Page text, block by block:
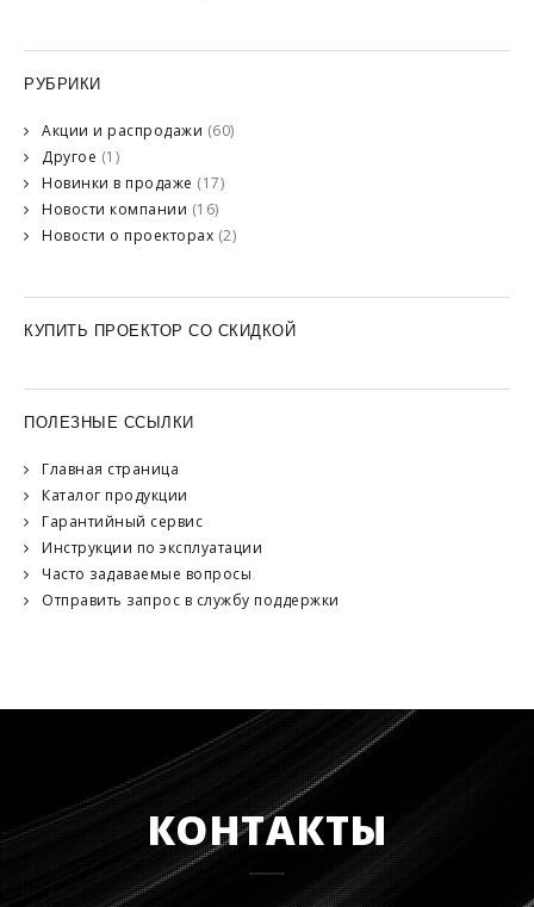
РУБРИКИ
Акции и распродажи (60)
Другое (1)
Новинки в продаже (17)
Новости компании (16)
Новости о проекторах (2)
КУПИТЬ ПРОЕКТОР СО СКИДКОЙ
ПОЛЕЗНЫЕ ССЫЛКИ
Главная страница
Каталог продукции
Гарантийный сервис
Инструкции по эксплуатации
Часто задаваемые вопросы
Отправить запрос в службу поддержки
КОНТАКТЫ